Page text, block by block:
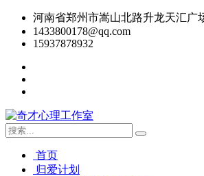
河南省郑州市嵩山北路升龙天汇广
1433800178@qq.com
15937878932
首页
归爱计划